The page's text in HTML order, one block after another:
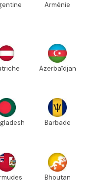
Arménie
Azerbaïdjan
Barbade
Bhoutan